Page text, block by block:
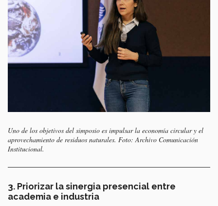
Uno de los objetivos del simposio es impulsar la economía circular y el
aprovechamiento de residuos naturales. Foto: Archivo Comunicación
Institucional.
3. Priorizar la sinergia presencial entre
academia e industria